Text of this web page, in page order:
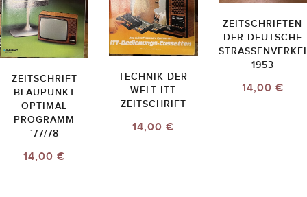
ZEITSCHRIFT
BLAUPUNKT
OPTIMAL
PROGRAMM
`77/78
14,00 €
TECHNIK DER
WELT ITT
ZEITSCHRIFT
14,00 €
ZEITSCHRIFTEN
DER DEUTSCHE
1953
14,00 €